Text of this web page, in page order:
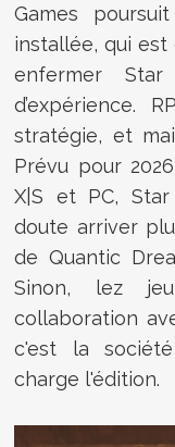
Games
installée, qui est
enfermer
d’expérience.
stratégie, et
Prévu pour
X|S et PC,
doute arriver
de Quantic
Sinon, lez
collaboration
c'est la
charge l'édition.